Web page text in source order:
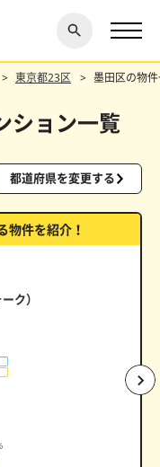
探す
閉じ
る
東京都23区 墨田区の物
ション一覧
都道府県を変更する
物件を紹介！
ク）